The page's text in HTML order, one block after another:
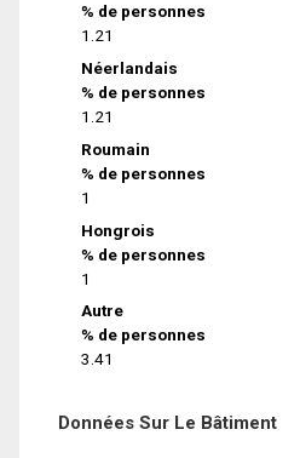
% de personnes
1.21
Néerlandais
% de personnes
1.21
Roumain
% de personnes
1
Hongrois
% de personnes
1
Autre
% de personnes
3.41
Données Sur Le Bâtiment